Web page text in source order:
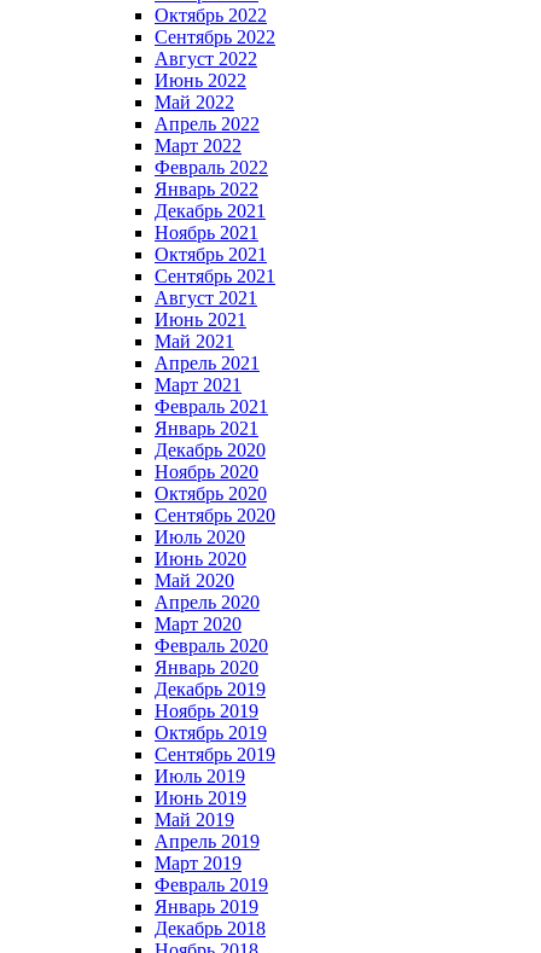
Октябрь 2022
Сентябрь 2022
Август 2022
Июнь 2022
Май 2022
Апрель 2022
Март 2022
Февраль 2022
Январь 2022
Декабрь 2021
Ноябрь 2021
Октябрь 2021
Сентябрь 2021
Август 2021
Июнь 2021
Май 2021
Апрель 2021
Март 2021
Февраль 2021
Январь 2021
Декабрь 2020
Ноябрь 2020
Октябрь 2020
Сентябрь 2020
Июль 2020
Июнь 2020
Май 2020
Апрель 2020
Март 2020
Февраль 2020
Январь 2020
Декабрь 2019
Ноябрь 2019
Октябрь 2019
Сентябрь 2019
Июль 2019
Июнь 2019
Май 2019
Апрель 2019
Март 2019
Февраль 2019
Январь 2019
Декабрь 2018